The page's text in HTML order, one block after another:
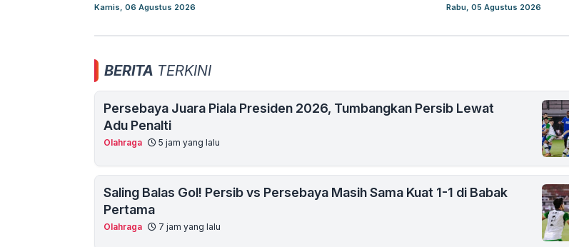
Kamis, 06 Agustus 2026 Rabu, 05 Agustus 2026
BERITA TERKINI
Persebaya Juara Piala Presiden 2026, Tumbangkan Persib Lewat
Adu Penalti
Olahraga 5 jam yang lalu
Saling Balas Gol! Persib vs Persebaya Masih Sama Kuat 1-1 di Babak
Pertama
Olahraga 7 jam yang lalu